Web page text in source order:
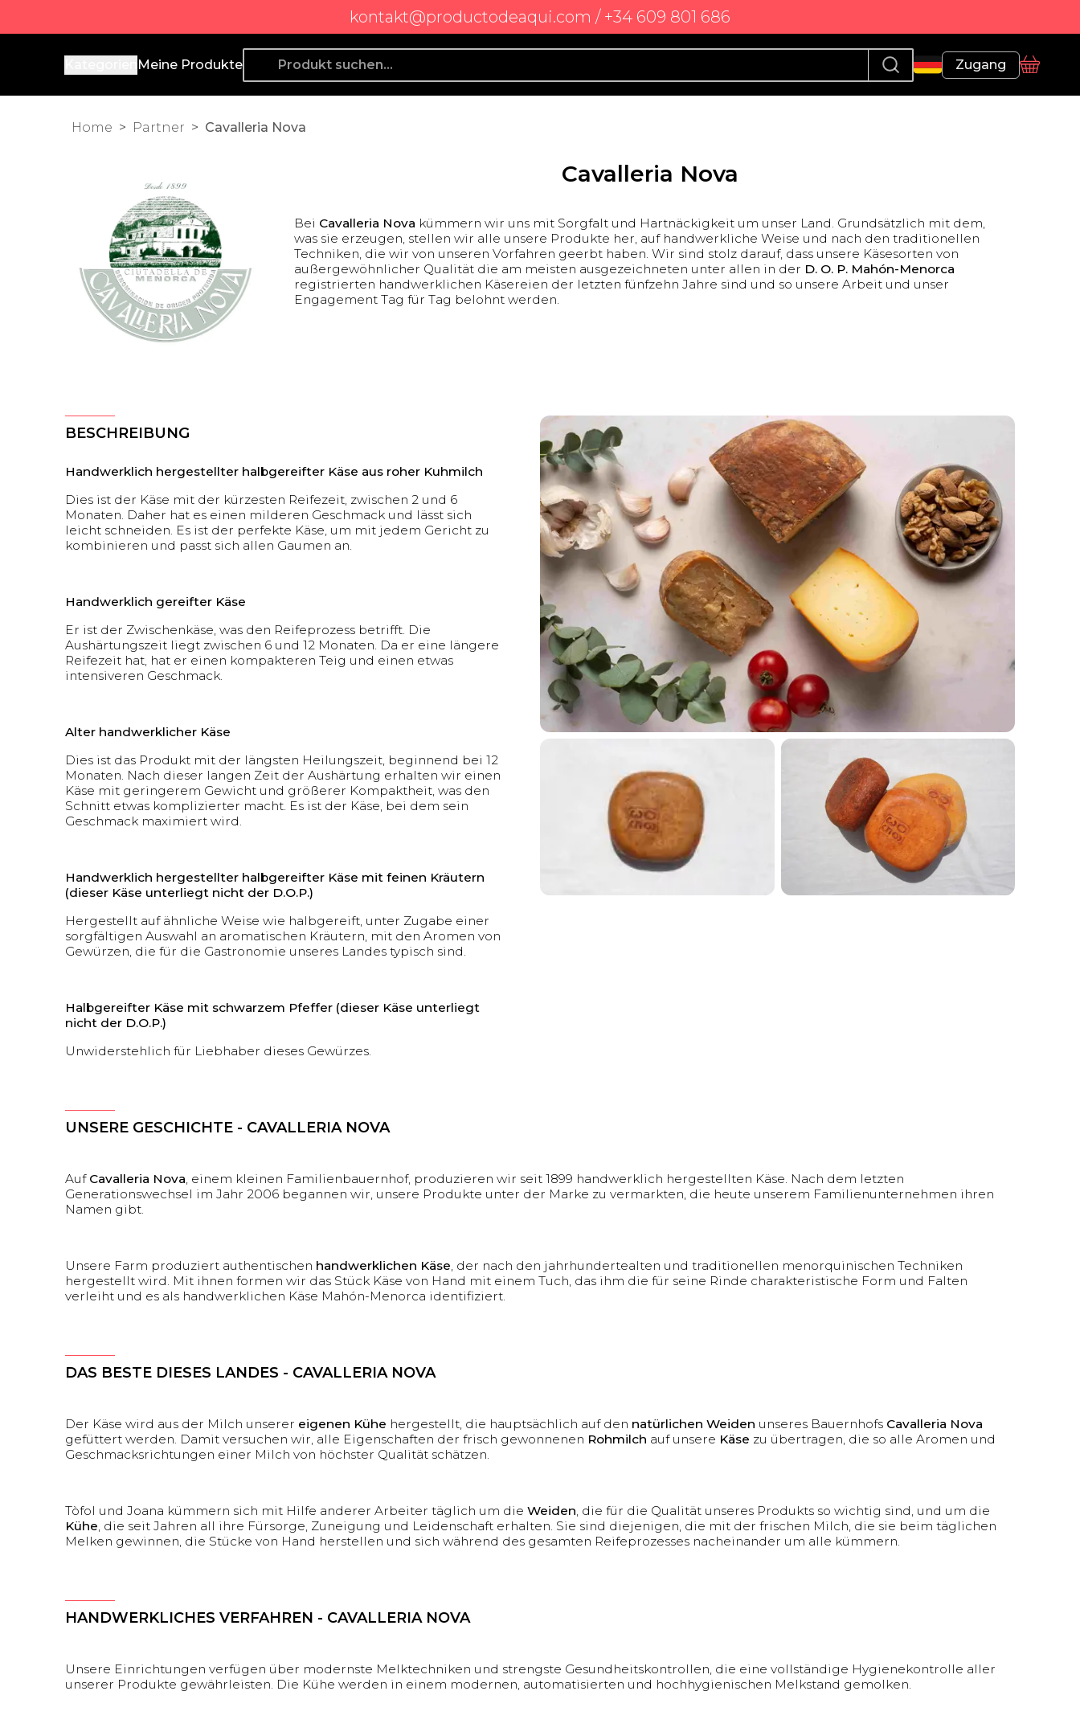
kontakt@productodeaqui.com / +34 609 801 686
Producto de Aquí
Meine Produkte Zugang
Profil
Korb
Home > Partner > Cavalleria Nova
Cavalleria Nova
Bei Cavalleria Nova kümmern wir uns mit Sorgfalt und Hartnäckigkeit um unser Land. Grundsätzlich mit dem,
was sie erzeugen, stellen wir alle unsere Produkte her, auf handwerkliche Weise und nach den traditionellen
Techniken, die wir von unseren Vorfahren geerbt haben. Wir sind stolz darauf, dass unsere Käsesorten von
außergewöhnlicher Qualität die am meisten ausgezeichneten unter allen in der D. O. P. Mahón-Menorca
registrierten handwerklichen Käsereien der letzten fünfzehn Jahre sind und so unsere Arbeit und unser
Engagement Tag für Tag belohnt werden.
BESCHREIBUNG
Handwerklich hergestellter halbgereifter Käse aus roher Kuhmilch
Dies ist der Käse mit der kürzesten Reifezeit, zwischen 2 und 6
Monaten. Daher hat es einen milderen Geschmack und lässt sich
leicht schneiden. Es ist der perfekte Käse, um mit jedem Gericht zu
kombinieren und passt sich allen Gaumen an.
Handwerklich gereifter Käse
Er ist der Zwischenkäse, was den Reifeprozess betrifft. Die
Aushärtungszeit liegt zwischen 6 und 12 Monaten. Da er eine längere
Reifezeit hat, hat er einen kompakteren Teig und einen etwas
intensiveren Geschmack.
Alter handwerklicher Käse
Dies ist das Produkt mit der längsten Heilungszeit, beginnend bei 12
Monaten. Nach dieser langen Zeit der Aushärtung erhalten wir einen
Käse mit geringerem Gewicht und größerer Kompaktheit, was den
Schnitt etwas komplizierter macht. Es ist der Käse, bei dem sein
Geschmack maximiert wird.
Handwerklich hergestellter halbgereifter Käse mit feinen Kräutern
(dieser Käse unterliegt nicht der D.O.P.)
Hergestellt auf ähnliche Weise wie halbgereift, unter Zugabe einer
sorgfältigen Auswahl an aromatischen Kräutern, mit den Aromen von
Gewürzen, die für die Gastronomie unseres Landes typisch sind.
Halbgereifter Käse mit schwarzem Pfeffer (dieser Käse unterliegt
nicht der D.O.P.)
Unwiderstehlich für Liebhaber dieses Gewürzes.
UNSERE GESCHICHTE - CAVALLERIA NOVA
Auf Cavalleria Nova, einem kleinen Familienbauernhof, produzieren wir seit 1899 handwerklich hergestellten Käse. Nach dem letzten
Generationswechsel im Jahr 2006 begannen wir, unsere Produkte unter der Marke zu vermarkten, die heute unserem Familienunternehmen ihren
Namen gibt.
Unsere Farm produziert authentischen handwerklichen Käse, der nach den jahrhundertealten und traditionellen menorquinischen Techniken
hergestellt wird. Mit ihnen formen wir das Stück Käse von Hand mit einem Tuch, das ihm die für seine Rinde charakteristische Form und Falten
verleiht und es als handwerklichen Käse Mahón-Menorca identifiziert.
DAS BESTE DIESES LANDES - CAVALLERIA NOVA
Der Käse wird aus der Milch unserer eigenen Kühe hergestellt, die hauptsächlich auf den natürlichen Weiden unseres Bauernhofs Cavalleria Nova
gefüttert werden. Damit versuchen wir, alle Eigenschaften der frisch gewonnenen Rohmilch auf unsere Käse zu übertragen, die so alle Aromen und
Geschmacksrichtungen einer Milch von höchster Qualität schätzen.
Tòfol und Joana kümmern sich mit Hilfe anderer Arbeiter täglich um die Weiden, die für die Qualität unseres Produkts so wichtig sind, und um die
Kühe, die seit Jahren all ihre Fürsorge, Zuneigung und Leidenschaft erhalten. Sie sind diejenigen, die mit der frischen Milch, die sie beim täglichen
Melken gewinnen, die Stücke von Hand herstellen und sich während des gesamten Reifeprozesses nacheinander um alle kümmern.
HANDWERKLICHES VERFAHREN - CAVALLERIA NOVA
Unsere Einrichtungen verfügen über modernste Melktechniken und strengste Gesundheitskontrollen, die eine vollständige Hygienekontrolle aller
unserer Produkte gewährleisten. Die Kühe werden in einem modernen, automatisierten und hochhygienischen Melkstand gemolken.